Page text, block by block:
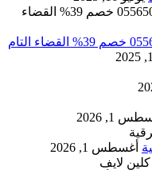
مكافحة حشرات بالرياض 055650170 خصم 39% القضاء التام
1, 2026
أغسطس 1, 2026